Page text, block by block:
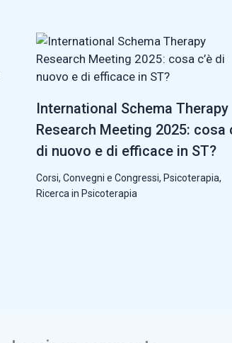
International Schema Therapy
Research Meeting 2025: cosa
di nuovo e di efficace in ST?
Corsi, Convegni e Congressi, Psicoterapia,
Ricerca in Psicoterapia